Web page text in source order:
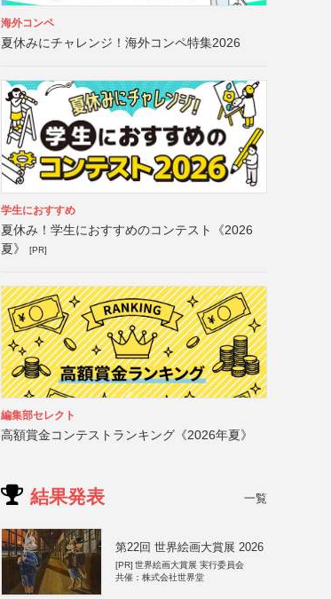
海外コンペ
夏休みにチャレンジ！海外コンペ特集2026
学生におすすめ
夏休み！学生におすすめのコンテスト《2026
夏》
[PR]
編集部セレクト
高額賞金コンテストランキング《2026年夏》
結果発表 一覧
第22回 世界絵画大賞展 2026
[PR] 世界絵画大賞展 実行委員会
共催：株式会社世界堂